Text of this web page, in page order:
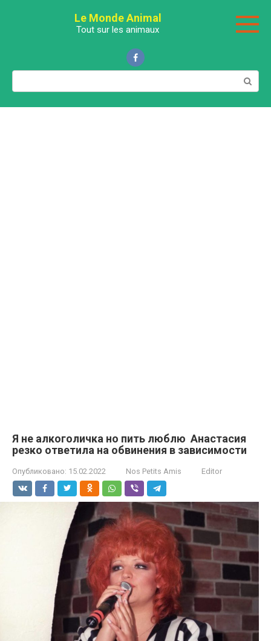
Le Monde Animal
Tout sur les animaux
Поиск:
Я не алкоголичка но пить люблю Анастасия
резко ответила на обвинения в зависимости
Опубликовано: 15.02.2022 Nos Petits Amis Editor